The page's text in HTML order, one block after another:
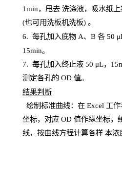
1min，甩去 洗涤液，吸水纸上
(也可用洗板机洗板) 。
6. 每孔加入底物A、B 各 50
15min。
7. 每孔加入终止液 50 μL， 15
测定各孔的 OD 值。
结果判断
绘制标准曲线：在 Excel 工
坐标，对应OD 值作纵坐标，
线，按曲线方程计算各样 本浓